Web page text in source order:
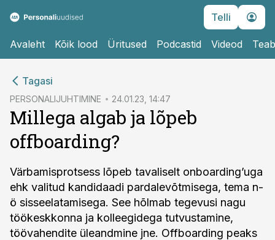
Telli
Avaleht Kõik lood Üritused Podcastid Videod
Tagasi
PERSONALIJUHTIMINE 24.01.23, 14:47
Millega algab ja lõpeb
offboarding?
Värbamisprotsess lõpeb tavaliselt onboarding’uga
ehk valitud kandidaadi pardalevõtmisega, tema n-
ö sisseelatamisega. See hõlmab tegevusi nagu
töökeskkonna ja kolleegidega tutvustamine,
töövahendite üleandmine jne. Offboarding peaks